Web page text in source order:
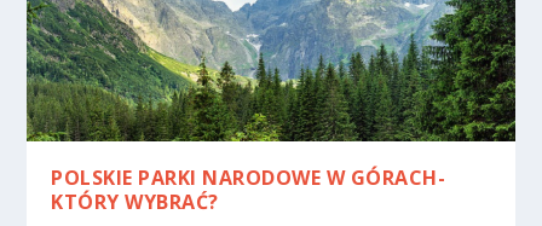
POLSKIE PARKI NARODOWE W GÓRACH-
KTÓRY WYBRAĆ?